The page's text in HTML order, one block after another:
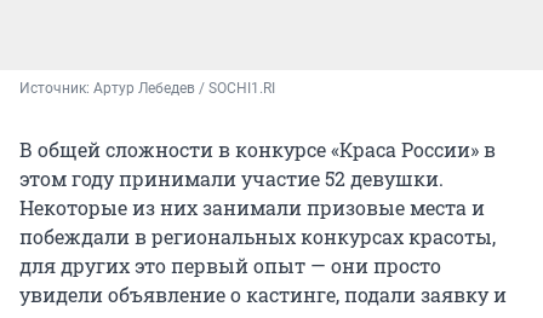
Источник: Артур Лебедев / SOCHI1.RI
В общей сложности в конкурсе «Краса России» в
этом году принимали участие 52 девушки.
Некоторые из них занимали призовые места и
побеждали в региональных конкурсах красоты,
для других это первый опыт — они просто
увидели объявление о кастинге, подали заявку и